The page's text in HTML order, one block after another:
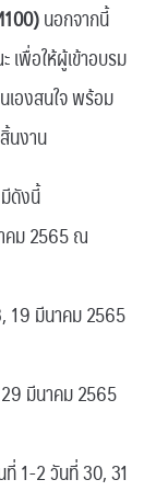
นอกจากนี้
เพื่อให้ผู้เข้าอบรม
องสนใจ พร้อม
นงาน
ดังนี้
คม 2565 ณ
มีนาคม 2565
มีนาคม 2565
ที่ 1-2 วันที่ 30, 31